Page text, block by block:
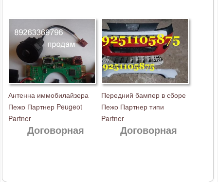
Антенна иммобилайзера
Пежо Партнер Peugeot
Partner
Договорная
Передний бампер в сборе
Пежо Партнер типи
Partner
Договорная